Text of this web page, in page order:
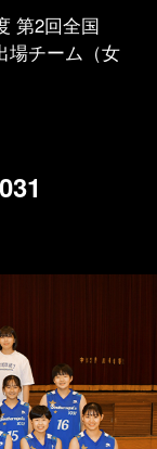
第2回全国
場チーム（女